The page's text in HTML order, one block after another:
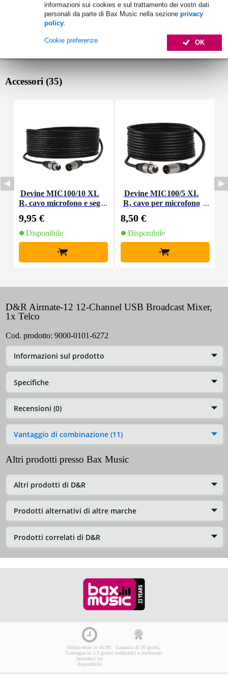
informazioni sui cookies e sul trattamento dei vostri dati
personali da parte di Bax Music nella sezione privacy
policy.
OK
Cookie preferenze
Accessori (35)
Devine MIC100/10 XL
R, cavo microfono e seg
9,95 €
Disponibile
+
Devine MIC100/5 XL
R, cavo per microfono
8,50 €
Disponibile
+
D&R Airmate-12 12-Channel USB Broadcast Mixer,
1x Telco
Cod. prodotto: 9000-0101-6272
Informazioni sul prodotto
Specifiche
Recensioni (0)
Vantaggio di combinazione (11)
Altri prodotti presso Bax Music
Altri prodotti di D&R
Prodotti alternativi di altre marche
Prodotti correlati di D&R
Ordina entro le 16:00:
Consegna in 2-3 giorni
lavorativi (se
disponibile)
Garanzia di 30 giorni,
soddisfatti o rimborsati